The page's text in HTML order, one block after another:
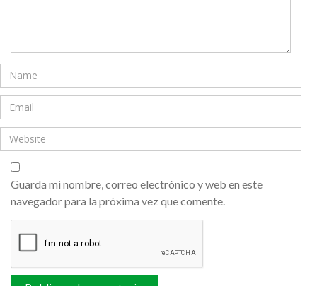
Guarda mi nombre, correo electrónico y web en este
navegador para la próxima vez que comente.